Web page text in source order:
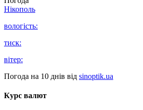
Нікополь
вологість:
тиск:
вітер:
Погода на 10 днів від sinoptik.ua
Курс валют